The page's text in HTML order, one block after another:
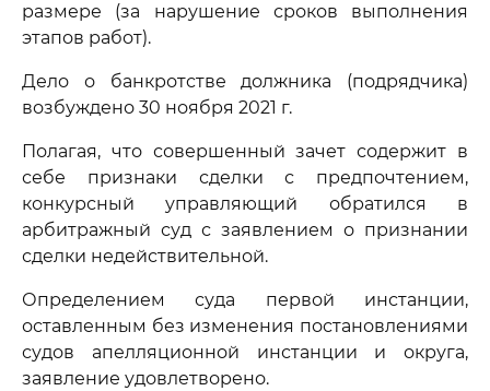
размере (за нарушение сроков выполнения
этапов работ).
Дело о банкротстве должника (подрядчика)
возбуждено 30 ноября 2021 г.
Полагая, что совершенный зачет содержит в
себе признаки сделки с предпочтением,
конкурсный управляющий обратился в
арбитражный суд с заявлением о признании
сделки недействительной.
Определением суда первой инстанции,
оставленным без изменения постановлениями
судов апелляционной инстанции и округа,
заявление удовлетворено.